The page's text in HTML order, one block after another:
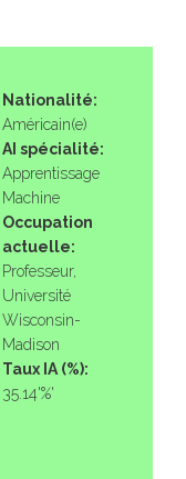
Nationalité:
Américain(e)
AI spécialité:
Apprentissage
Machine
Occupation
actuelle:
Professeur,
Université
Wisconsin-
Madison
Taux IA (%):
35.14'%'